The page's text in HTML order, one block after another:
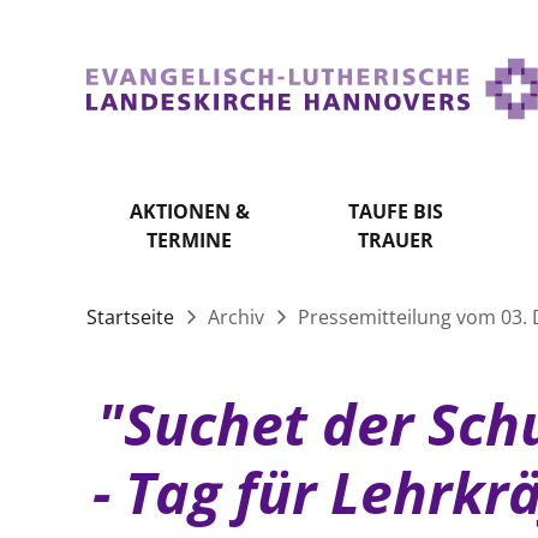
AKTIONEN &
TERMINE
TAUFE BIS
TRAUER
Startseite Archiv Pressemitteilung vom 03.
"Suchet der
- Tag für